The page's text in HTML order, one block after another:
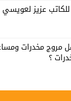
عزيز لعويسي
مروج مخدرات
؟